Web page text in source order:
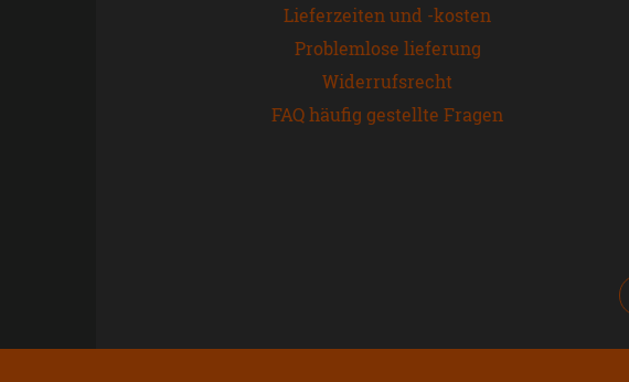
Lieferzeiten und -kosten
Problemlose lieferung
Widerrufsrecht
FAQ häufig gestellte Fragen